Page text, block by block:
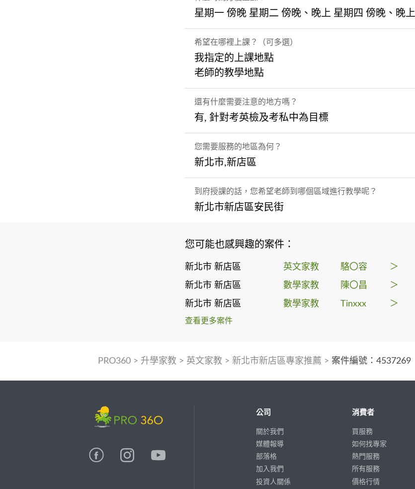
星期一 傍晚 星期二 傍晚、晚上 星期四 傍晚、晚上
希望在哪裡上課？（可多選）
我指定的上課地點
老師的教學地點
還有什麼需要注意的地方嗎？
有, 針對考英檢及考私中為目標
您需要服務的地區為何？
新北市,新店區
到府授課的話，您希望老師到哪個區域進行教學呢？
新北市新店區安民街
您可能也感興趣的案件：
新北市 新店區 英文家教 駱〇容 ＞
新北市 新店區 數學家教 陳〇昌 ＞
新北市 新店區 數學家教 Tinxxx ＞
查看更多案件
PRO360> 升學家教> 英文家教> 新北市新店區專家推薦 > 案件編號：4537269
公司
關於我們
媒體報導
部落格
加入我們
投資人關係
消費者
買服務
如何找專家
熱門服務
所有服務
價格行情